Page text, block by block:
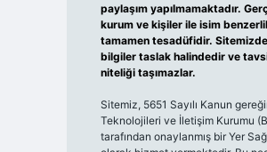
paylaşım yapılmamaktadır.
kurum ve kişiler ile isim
tamamen tesadüfidir.
bilgiler taslak halindedir ve
niteliği taşımazlar.
Sitemiz, 5651 Sayılı Kanun
Teknolojileri ve İletişim Kurumu
tarafından onaylanmış bir Yer